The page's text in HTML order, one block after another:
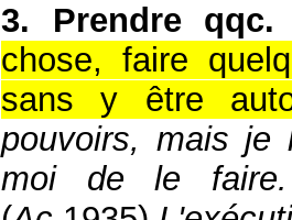
3.
Prendre
chose, faire
sans y être
pouvoirs, mais je
moi de le